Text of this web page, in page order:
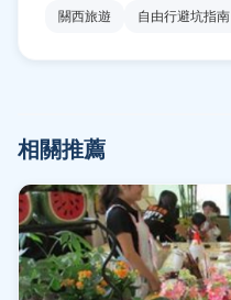
關西旅遊 自由行避坑指南
相關推薦